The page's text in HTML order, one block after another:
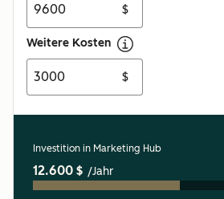
$
Weitere Kosten
$
Investition in Marketing Hub
12.600 $ /Jahr